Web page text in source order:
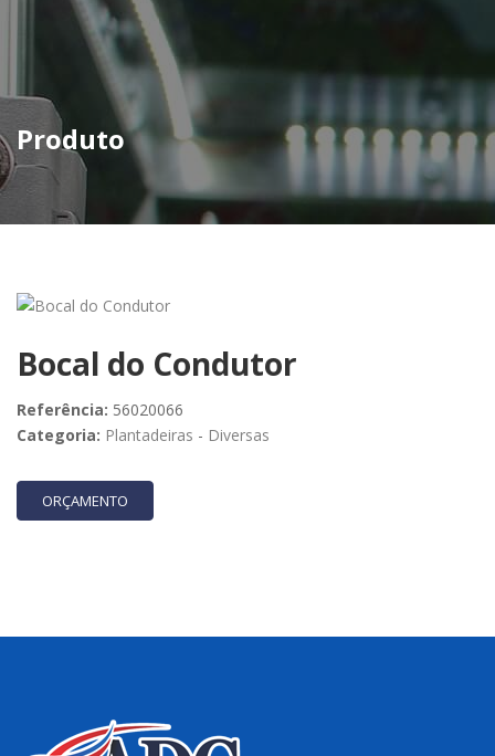
Produto
Bocal do Condutor
Referência: 56020066
Categoria: Plantadeiras - Diversas
ORÇAMENTO